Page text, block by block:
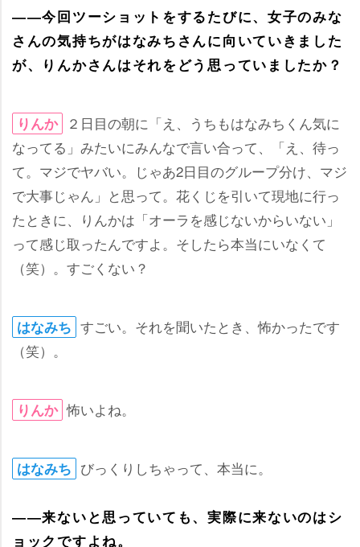
――今回ツーショットをするたびに、女子のみな
さんの気持ちがはなみちさんに向いていきました
が、りんかさんはそれをどう思っていましたか？
りんか
２日目の朝に「え、うちもはなみちくん気に
なってる」みたいにみんなで言い合って、「え、待っ
て。マジでヤバい。じゃあ2日目のグループ分け、マジ
で大事じゃん」と思って。花くじを引いて現地に行っ
たときに、りんかは「オーラを感じないからいない」
って感じ取ったんですよ。そしたら本当にいなくて
（笑）。すごくない？
はなみち すごい。それを聞いたとき、怖かったです
（笑）。
りんか 怖いよね。
はなみち びっくりしちゃって、本当に。
――来ないと思っていても、実際に来ないのはシ
ョックですよね。